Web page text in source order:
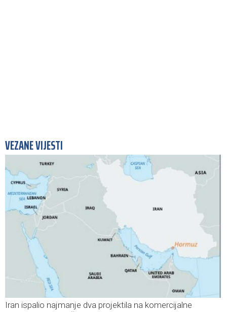
VEZANE VIJESTI
Iran ispalio najmanje dva projektila na komercijalne